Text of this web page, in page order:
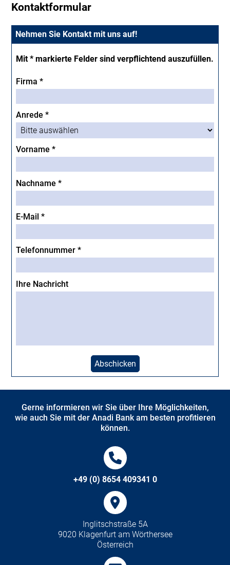
Kontaktformular
Nehmen Sie Kontakt mit uns auf!
Mit * markierte Felder sind verpflichtend auszufüllen.
Firma *
Anrede *
Vorname *
Nachname *
E-Mail *
Telefonnummer *
Ihre Nachricht
Abschicken
Gerne informieren wir Sie über Ihre Möglichkeiten,
wie auch Sie mit der Anadi Bank am besten profitieren
können.
+49 (0) 8654 409341 0
Inglitschstraße 5A
9020 Klagenfurt am Wörthersee
Österreich